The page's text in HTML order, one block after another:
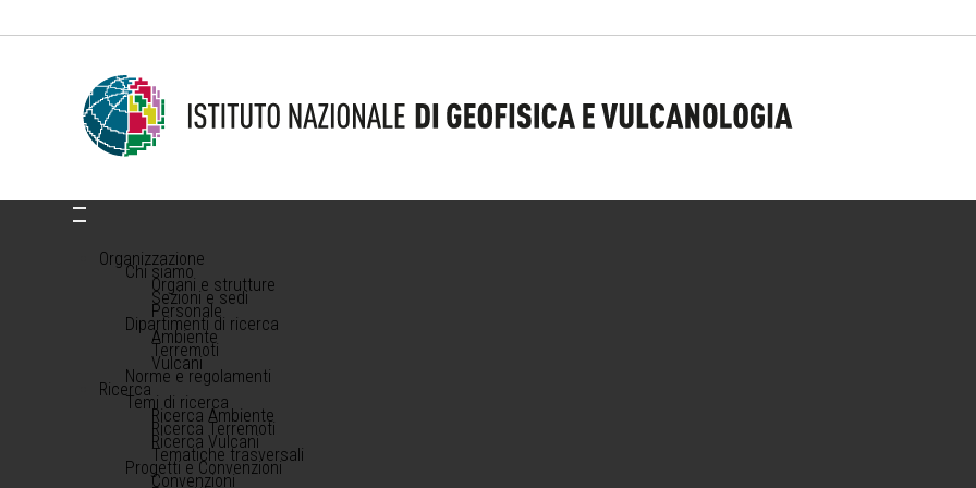
Organizzazione
Chi siamo
Organi e strutture
Sezioni e sedi
Personale
Dipartimenti di ricerca
Ambiente
Terremoti
Vulcani
Norme e regolamenti
Ricerca
Temi di ricerca
Ricerca Ambiente
Ricerca Terremoti
Ricerca Vulcani
Tematiche trasversali
Progetti e Convenzioni
Convenzioni